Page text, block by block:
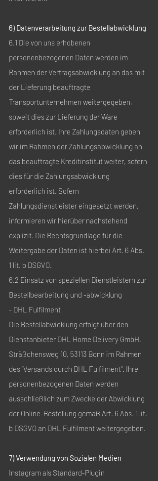
6) Datenverarbeitung zur Bestellabwicklung
6.1 Die von uns erhobenen
personenbezogenen Daten werden im
Rahmen der Vertragsabwicklung an das mit
der Lieferung beauftragte
Transportunternehmen weitergegeben,
soweit dies zur Lieferung der Ware
erforderlich ist. Ihre Zahlungsdaten geben
wir im Rahmen der Zahlungsabwicklung an
das beauftragte Kreditinstitut weiter, sofern
dies für die Zahlungsabwicklung
erforderlich ist. Sofern
Zahlungsdienstleister eingesetzt werden,
informieren wir hierüber nachstehend
explizit. Die Rechtsgrundlage für die
Weitergabe der Daten ist hierbei Art. 6 Abs.
1 lit. b DSGVO.
6.2 Einsatz von speziellen Dienstleistern zur
Bestellbearbeitung und -abwicklung
- DHL Fulfilment
Die Bestellabwicklung erfolgt über den
Dienstanbieter DHL Home Delivery GmbH,
Sträßchensweg 10, 53113 Bonn im Rahmen
des "Versands durch DHL Fulfilment". Ihre
personenbezogenen Daten werden
ausschließlich zum Zwecke der Abwicklung
der Online-Bestellung gemäß Art. 6 Abs. 1 lit.
b DSGVO an DHL Fulfilment weitergegeben.
7) Verwendung von Sozialen Medien
Instagram als Standard-Plugin